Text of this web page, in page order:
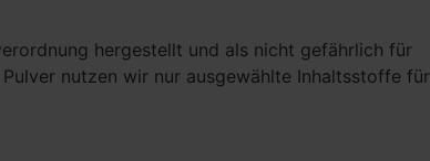
hergestellt und als nicht gefährlich für
nutzen wir nur ausgewählte Inhaltsstoffe für